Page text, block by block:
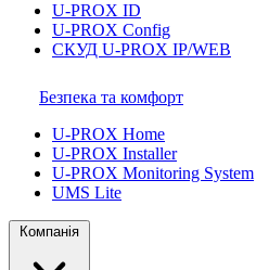
U-PROX ID
U-PROX Config
СКУД U-PROX IP/WEB
Безпека та комфорт
U-PROX Home
U-PROX Installer
U-PROX Monitoring System
UMS Lite
Компанія